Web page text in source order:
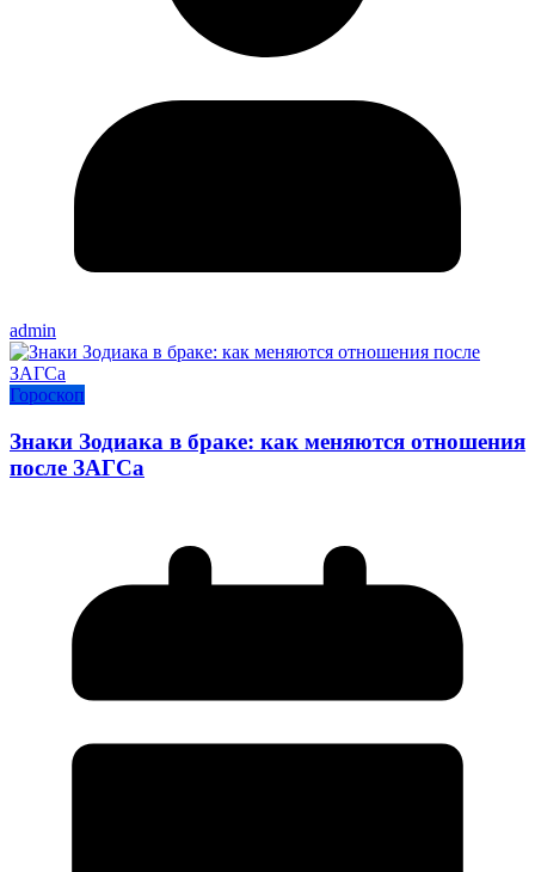
admin
Гороскоп
Знаки Зодиака в браке: как меняются отношения
после ЗАГСа